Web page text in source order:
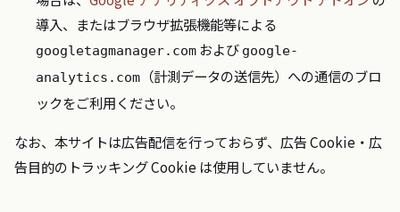
導入、またはブラウザ拡張機能等による
googletagmanager.com および google-
analytics.com （計測データの送信先）への通信のブロ
ックをご利用ください。
なお、本サイトは広告配信を行っておらず、広告 Cookie・広
告目的のトラッキング Cookie は使用していません。